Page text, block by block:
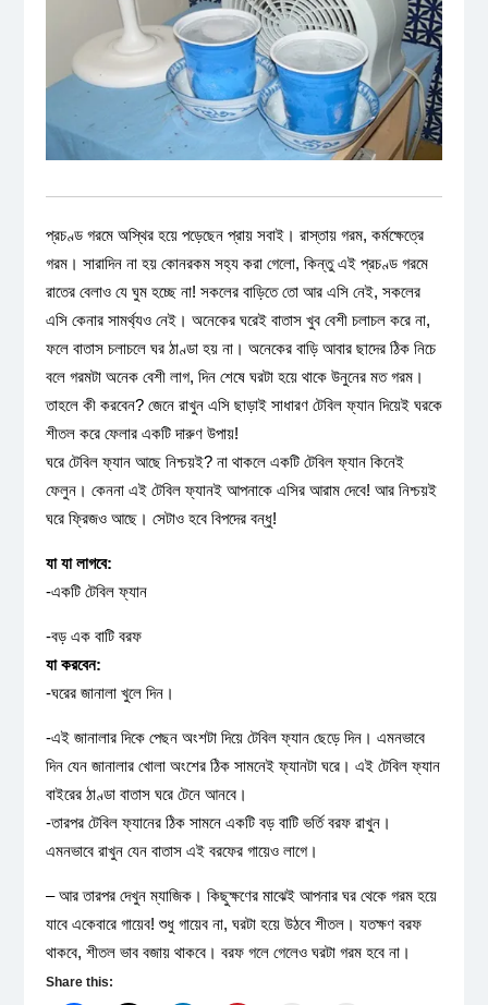
প্রচণ্ড গরমে অস্থির হয়ে পড়েছেন প্রায় সবাই। রাস্তায় গরম, কর্মক্ষেত্রে
গরম। সারাদিন না হয় কোনরকম সহ্য করা গেলো, কিন্তু এই প্রচণ্ড গরমে
রাতের বেলাও যে ঘুম হচ্ছে না! সকলের বাড়িতে তো আর এসি নেই, সকলের
এসি কেনার সামর্থ্যও নেই। অনেকের ঘরেই বাতাস খুব বেশী চলাচল করে না,
ফলে বাতাস চলাচলে ঘর ঠাণ্ডা হয় না। অনেকের বাড়ি আবার ছাদের ঠিক নিচে
বলে গরমটা অনেক বেশী লাগ, দিন শেষে ঘরটা হয়ে থাকে উনুনের মত গরম।
তাহলে কী করবেন? জেনে রাখুন এসি ছাড়াই সাধারণ টেবিল ফ্যান দিয়েই ঘরকে
শীতল করে ফেলার একটি দারুণ উপায়!
ঘরে টেবিল ফ্যান আছে নিশ্চয়ই? না থাকলে একটি টেবিল ফ্যান কিনেই
ফেলুন। কেননা এই টেবিল ফ্যানই আপনাকে এসির আরাম দেবে! আর নিশ্চয়ই
ঘরে ফ্রিজও আছে। সেটাও হবে বিপদের বন্ধু!
যা যা লাগবে:
-একটি টেবিল ফ্যান
-বড় এক বাটি বরফ
যা করবেন:
-ঘরের জানালা খুলে দিন।
-এই জানালার দিকে পেছন অংশটা দিয়ে টেবিল ফ্যান ছেড়ে দিন। এমনভাবে
দিন যেন জানালার খোলা অংশের ঠিক সামনেই ফ্যানটা ঘরে। এই টেবিল ফ্যান
বাইরের ঠাণ্ডা বাতাস ঘরে টেনে আনবে।
-তারপর টেবিল ফ্যানের ঠিক সামনে একটি বড় বাটি ভর্তি বরফ রাখুন।
এমনভাবে রাখুন যেন বাতাস এই বরফের গায়েও লাগে।
– আর তারপর দেখুন ম্যাজিক। কিছুক্ষণের মাঝেই আপনার ঘর থেকে গরম হয়ে
যাবে একেবারে গায়েব! শুধু গায়েব না, ঘরটা হয়ে উঠবে শীতল। যতক্ষণ বরফ
থাকবে, শীতল ভাব বজায় থাকবে। বরফ গলে গেলেও ঘরটা গরম হবে না।
Share this: